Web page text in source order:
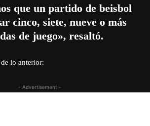
que un partido de beisbol
cinco, siete, nueve o más
de juego», resaltó.
lo anterior:
- Advertisement -